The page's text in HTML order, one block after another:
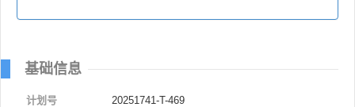
基础信息
计划号
20251741-T-469